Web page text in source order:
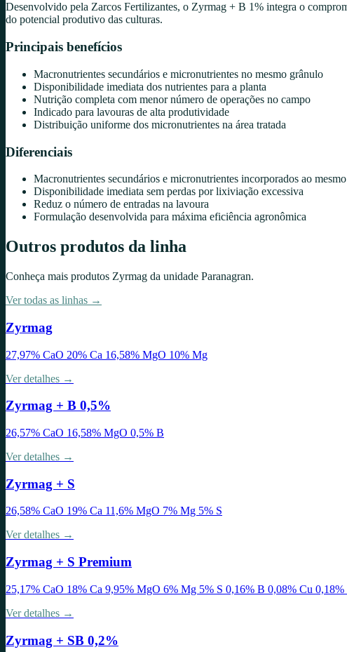
Desenvolvido pela Zarcos Fertilizantes, o Zyrmag + B 1% integra o
do potencial produtivo das culturas.
Principais benefícios
Macronutrientes secundários e micronutrientes no mesmo grânulo
Disponibilidade imediata dos nutrientes para a planta
Nutrição completa com menor número de operações no campo
Indicado para lavouras de alta produtividade
Distribuição uniforme dos micronutrientes na área tratada
Diferenciais
Macronutrientes secundários e micronutrientes incorporados ao
Disponibilidade imediata sem perdas por lixiviação excessiva
Reduz o número de entradas na lavoura
Formulação desenvolvida para máxima eficiência agronômica
Outros produtos da linha
Conheça mais produtos Zyrmag da unidade Paranagran.
Ver todas as linhas →
Zyrmag
27,97% CaO 20% Ca 16,58% MgO 10% Mg
Ver detalhes →
Zyrmag + B 0,5%
26,57% CaO 16,58% MgO 0,5% B
Ver detalhes →
Zyrmag + S
26,58% CaO 19% Ca 11,6% MgO 7% Mg 5% S
Ver detalhes →
Zyrmag + S Premium
25,17% CaO 18% Ca 9,95% MgO 6% Mg 5% S 0,16% B 0,08% Cu
Ver detalhes →
Zyrmag + SB 0,2%